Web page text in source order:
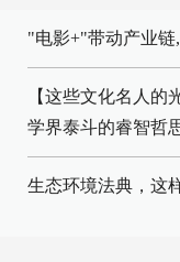
"电影+"带动产业
【这些文化名人
学界泰斗的睿智哲
生态环境法典，这